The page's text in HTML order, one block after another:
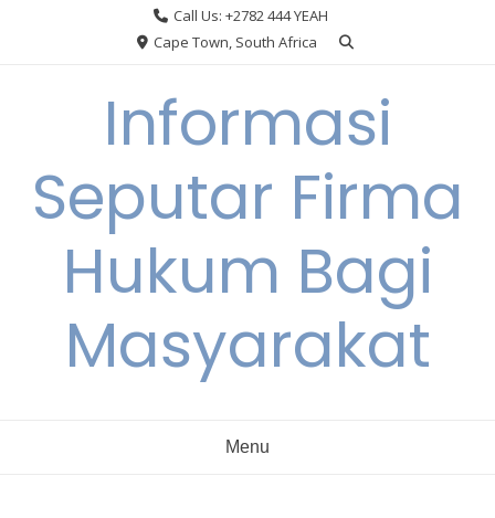
Call Us: +2782 444 YEAH
Cape Town, South Africa
Informasi
Seputar Firma
Hukum Bagi
Masyarakat
Menu